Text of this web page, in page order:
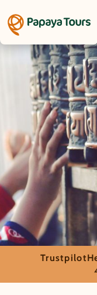
Trustpilot